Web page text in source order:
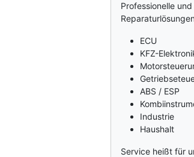
Professionelle
ECU
KFZ-
ABS / ESP
Industrie
Haushalt
Service heißt für